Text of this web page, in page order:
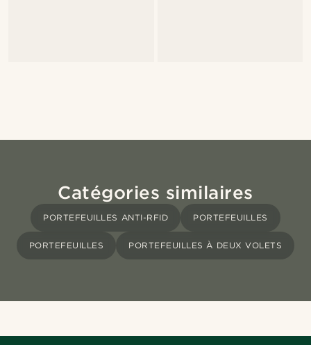
Catégories similaires
PORTEFEUILLES ANTI-RFID PORTEFEUILLES
PORTEFEUILLES PORTEFEUILLES À DEUX VOLETS